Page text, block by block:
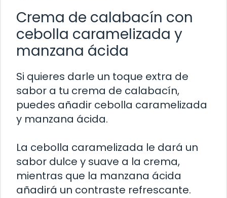
Crema de calabacín con
cebolla caramelizada y
manzana ácida
Si quieres darle un toque extra de
sabor a tu crema de calabacín,
puedes añadir cebolla caramelizada
y manzana ácida.
La cebolla caramelizada le dará un
sabor dulce y suave a la crema,
mientras que la manzana ácida
añadirá un contraste refrescante.